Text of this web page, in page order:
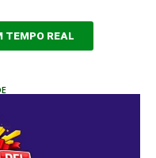
TEMPO REAL